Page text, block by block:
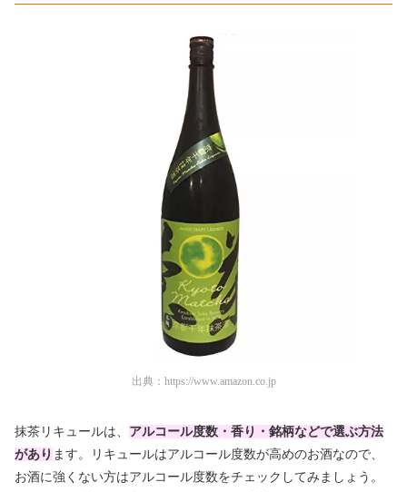
出典： https://www.amazon.co.jp
抹茶リキュールは、 アルコール度数・香り・銘柄などで選ぶ方法
があり ます。リキュールはアルコール度数が高めのお酒なので、
お酒に強くない方はアルコール度数をチェックしてみましょう。